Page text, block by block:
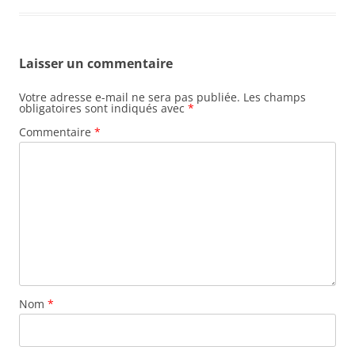
Laisser un commentaire
Votre adresse e-mail ne sera pas publiée. Les champs
obligatoires sont indiqués avec *
Commentaire *
Nom *